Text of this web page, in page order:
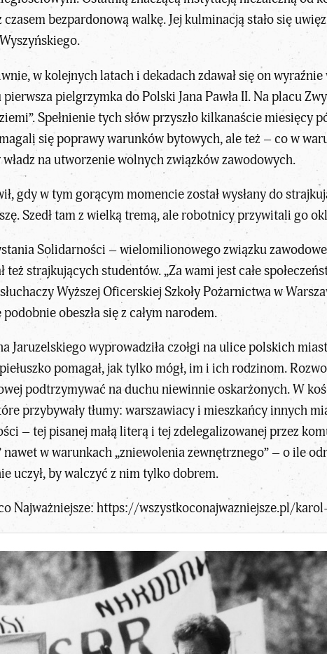
bezpardonową walkę. Jej kulminacją stało się
w kolejnych latach i dekadach zdawał się on
pielgrzymka do Polski Jana Pawła II. Na placu
Spełnienie tych słów przyszło kilkanaście miesięcy
się poprawy warunków bytowych, ale też – co w
na utworzenie wolnych związków zawodowych.
gdy w tym gorącym momencie został wysłany do
Szedł tam z wielką tremą, ale robotnicy przywitali go
Solidarności – wielomilionowego związku
też strajkujących studentów. „Za wami jest całe
Wyższej Oficerskiej Szkoły Pożarnictwa w
obeszła się z całym narodem.
Jaruzelskiego wyprowadziła czołgi na ulice polskich
pomagał, jak tylko mógł, im i ich rodzinom.
podtrzymywać na duchu niewinnie oskarżonych. W
przybywały tłumy: warszawiacy i mieszkańcy innych
– tej pisanej małą literą i tej zdelegalizowanej przez
w warunkach „zniewolenia zewnętrznego” – o ile
uczył, by walczyć z nim tylko dobrem.
Najważniejsze:https://wszystkoconajwazniejsze.pl/